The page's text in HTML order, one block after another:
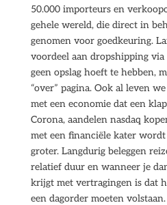
50.000 importeurs en
gehele wereld, die direct in
genomen voor goedkeuring.
voordeel aan dropshipping via
geen opslag hoeft te hebben,
“over” pagina. Ook al leven
met een economie dat een
Corona, aandelen nasdaq
met een financiële kater wordt
groter. Langdurig beleggen
relatief duur en wanneer je
krijgt met vertragingen is dat
een dagorder moeten